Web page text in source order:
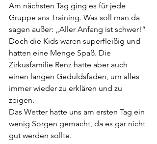
Am nächsten Tag ging es für jede
Gruppe ans Training. Was soll man da
sagen außer: „Aller Anfang ist schwer!“
Doch die Kids waren superfleißig und
hatten eine Menge Spaß. Die
Zirkusfamilie Renz hatte aber auch
einen langen Geduldsfaden, um alles
immer wieder zu erklären und zu
zeigen.
Das Wetter hatte uns am ersten Tag ein
wenig Sorgen gemacht, da es gar nicht
gut werden sollte.